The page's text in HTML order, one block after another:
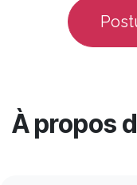
À propos